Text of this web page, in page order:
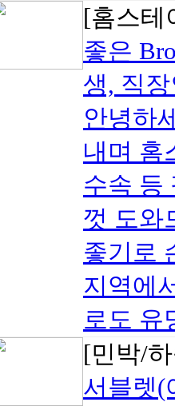
[홈스
좋은
생, 직
안녕하
내며 홈
수속 등
껏 도와
좋기로
지역에
로도 유
[민박/
서블렛(